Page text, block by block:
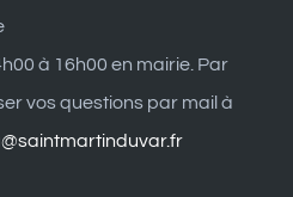
à 16h00 en mairie. Par
vos questions par mail à